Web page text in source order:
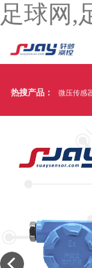
足球网,
热搜产品： 微压传感